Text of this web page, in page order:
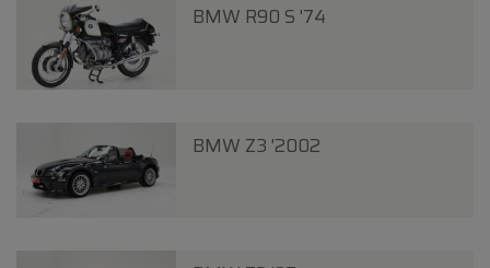
BMW R90 S '74
BMW Z3 '2002